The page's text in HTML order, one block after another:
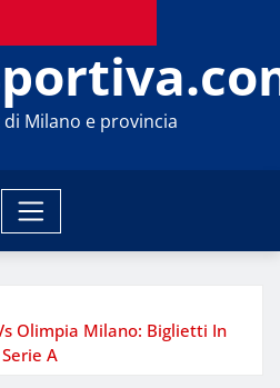
Milano e provincia
Olimpia Milano: Biglietti In
A